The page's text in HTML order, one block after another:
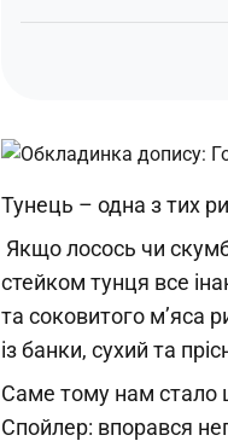
Тунець – одна з тих
Якщо лосось чи
стейком тунця все
та соковитого м’яса
із банки, сухий та
Саме тому нам стало
Спойлер: впорався